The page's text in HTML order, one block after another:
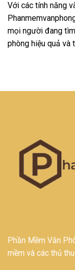
Với các tính năng
mọi người đang
phòng hiệu quả và
Phần Mềm Văn
mềm và các thủ